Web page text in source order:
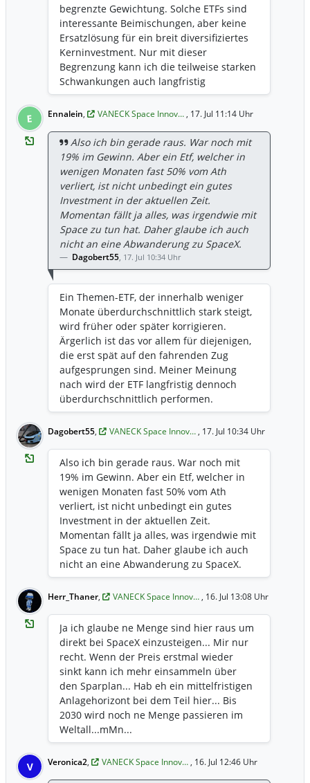
begrenzte Gewichtung. Solche ETFs sind
interessante Beimischungen, aber keine
Ersatzlösung für ein breit diversifiziertes
Kerninvestment. Nur mit dieser
Begrenzung kann ich die teilweise starken
Schwankungen auch langfristig
aushalten.
E Ennalein, VANECK Space Innov… , 17. Jul 11:14 Uhr
Also ich bin gerade raus. War noch mit
19% im Gewinn. Aber ein Etf, welcher in
wenigen Monaten fast 50% vom Ath
verliert, ist nicht unbedingt ein gutes
Investment in der aktuellen Zeit.
Momentan fällt ja alles, was irgendwie mit
Space zu tun hat. Daher glaube ich auch
nicht an eine Abwanderung zu SpaceX.
Dagobert55, 17. Jul 10:34 Uhr
Ein Themen-ETF, der innerhalb weniger
Monate überdurchschnittlich stark steigt,
wird früher oder später korrigieren.
Ärgerlich ist das vor allem für diejenigen,
die erst spät auf den fahrenden Zug
aufgesprungen sind. Meiner Meinung
nach wird der ETF langfristig dennoch
überdurchschnittlich performen.
Schwankungen muss man hier aushalten
können.
Dagobert55, VANECK Space Innov… , 17. Jul 10:34 Uhr
Also ich bin gerade raus. War noch mit
19% im Gewinn. Aber ein Etf, welcher in
wenigen Monaten fast 50% vom Ath
verliert, ist nicht unbedingt ein gutes
Investment in der aktuellen Zeit.
Momentan fällt ja alles, was irgendwie mit
Space zu tun hat. Daher glaube ich auch
nicht an eine Abwanderung zu SpaceX.
Herr_Thaner, VANECK Space Innov… , 16. Jul 13:08 Uhr
Ja ich glaube ne Menge sind hier raus um
direkt bei SpaceX einzusteigen... Mir nur
recht. Wenn der Preis erstmal wieder
sinkt kann ich mehr einsammeln über
den Sparplan... Hab eh ein mittelfristigen
Anlagehorizont bei dem Teil hier... Bis
2030 wird noch ne Menge passieren im
Weltall...mMn...
V Veronica2, VANECK Space Innov… , 16. Jul 12:46 Uhr